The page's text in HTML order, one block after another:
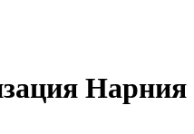
Нарния